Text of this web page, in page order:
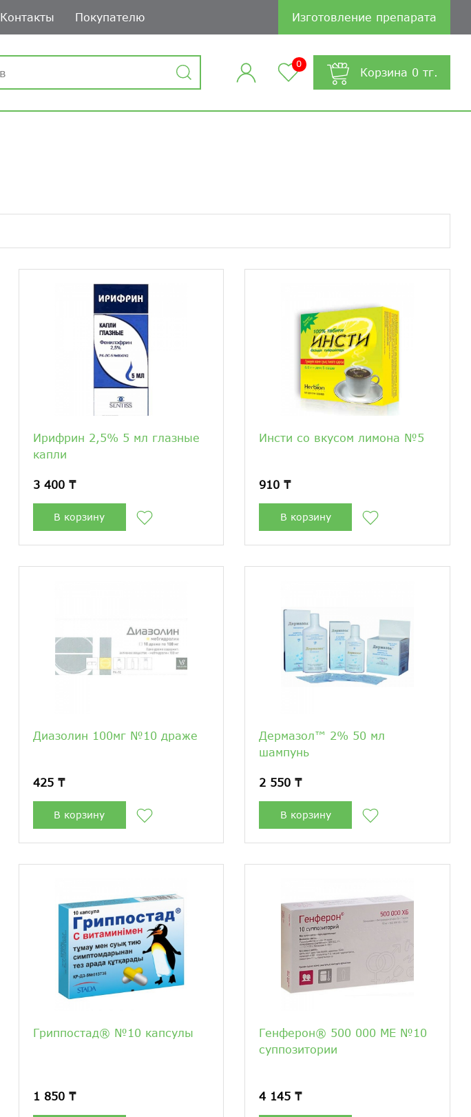
Контакты Покупателю Изготовление препарата
0
Корзина 0 тг.
Ирифрин 2,5% 5 мл глазные
капли
3 400 ₸
В корзину
Инсти со вкусом лимона №5
910 ₸
В корзину
Диазолин 100мг №10 драже
425 ₸
В корзину
Дермазол™ 2% 50 мл
шампунь
2 550 ₸
В корзину
Гриппостад® №10 капсулы
1 850 ₸
Генферон® 500 000 МЕ №10
суппозитории
4 145 ₸